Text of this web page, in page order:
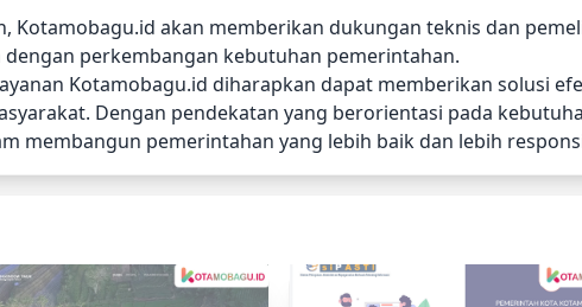
Kotamobagu.id akan memberikan dukungan teknis dan
perkembangan kebutuhan pemerintahan.
Kotamobagu.id diharapkan dapat memberikan solusi
Dengan pendekatan yang berorientasi pada
membangun pemerintahan yang lebih baik dan lebih